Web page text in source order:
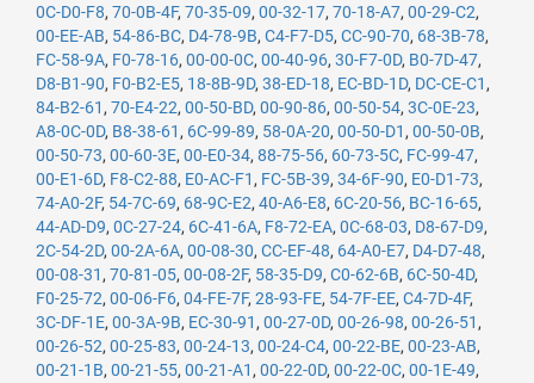
0C-D0-F8, 70-0B-4F, 70-35-09, 00-32-17, 70-18-A7, 00-29-C2,
00-EE-AB, 54-86-BC, D4-78-9B, C4-F7-D5, CC-90-70, 68-3B-78,
FC-58-9A, F0-78-16, 00-00-0C, 00-40-96, 30-F7-0D, B0-7D-47,
D8-B1-90, F0-B2-E5, 18-8B-9D, 38-ED-18, EC-BD-1D, DC-CE-C1 ,
84-B2-61 , 70-E4-22, 00-50-BD, 00-90-86, 00-50-54, 3C-0E-23,
A8-0C-0D, B8-38-61 , 6C-99-89, 58-0A-20, 00-50-D1 , 00-50-0B,
00-50-73, 00-60-3E, 00-E0-34, 88-75-56, 60-73-5C, FC-99-47,
00-E1-6D, F8-C2-88, E0-AC-F1 , FC-5B-39, 34-6F-90, E0-D1-73,
74-A0-2F, 54-7C-69, 68-9C-E2, 40-A6-E8, 6C-20-56, BC-16-65,
44-AD-D9, 0C-27-24, 6C-41-6A, F8-72-EA, 0C-68-03, D8-67-D9,
2C-54-2D, 00-2A-6A, 00-08-30, CC-EF-48, 64-A0-E7, D4-D7-48,
00-08-31 , 70-81-05, 00-08-2F, 58-35-D9, C0-62-6B, 6C-50-4D,
F0-25-72, 00-06-F6, 04-FE-7F, 28-93-FE, 54-7F-EE, C4-7D-4F,
3C-DF-1E, 00-3A-9B, EC-30-91 , 00-27-0D, 00-26-98, 00-26-51 ,
00-26-52, 00-25-83, 00-24-13, 00-24-C4, 00-22-BE, 00-23-AB,
00-21-1B, 00-21-55, 00-21-A1 , 00-22-0D, 00-22-0C, 00-1E-49,